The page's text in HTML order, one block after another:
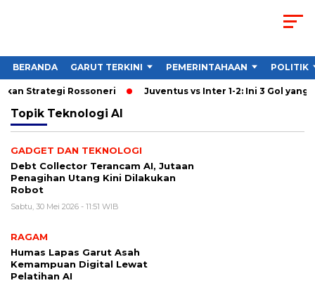
BERANDA GARUT TERKINI PEMERINTAHAAN POLITIK
Strategi Rossoneri Juventus vs Inter 1-2: Ini 3 Gol yang
Topik Teknologi AI
GADGET DAN TEKNOLOGI
Debt Collector Terancam AI, Jutaan
Penagihan Utang Kini Dilakukan
Robot
Sabtu, 30 Mei 2026 - 11:51 WIB
RAGAM
Humas Lapas Garut Asah
Kemampuan Digital Lewat
Pelatihan AI